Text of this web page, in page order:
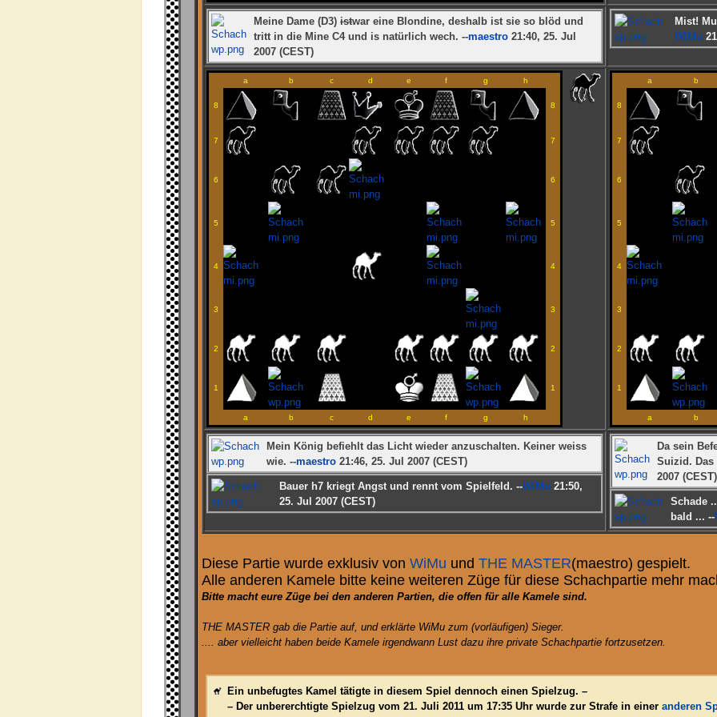
Meine Dame (D3) istwar eine Blondine, deshalb ist sie so blöd und
tritt in die Mine C4 und is natürlich wech. --maestro 21:40, 25. Jul
2007 (CEST)
Mist!
WiMu
a b c d e f g h
8 8
7 7
6 6
5 5
4 4
3 3
2 2
1 1
a b c d e f g h
a b
8
7
6
5
4
3
2
1
a b
Mein König befiehlt das Licht wieder anzuschalten. Keiner weiss
wie. --maestro 21:46, 25. Jul 2007 (CEST)
Bauer h7 kriegt Angst und rennt vom Spielfeld. --WiMu 21:50,
25. Jul 2007 (CEST)
Da sein
Suizid. Das
2007 (CEST)
Schade
bald ... --
Diese Partie wurde exklusiv von WiMu und THE MASTER(maestro) gespielt.
Alle anderen Kamele bitte keine weiteren Züge für diese Schachpartie mehr
Bitte macht eure Züge bei den anderen Partien, die offen für alle Kamele sind.
THE MASTER gab die Partie auf, und erklärte WiMu zum (vorläufigen) Sieger.
.... aber vielleicht haben beide Kamele irgendwann Lust dazu ihre private Schachpartie fortzusetzen.
Ein unbefugtes Kamel tätigte in diesem Spiel dennoch einen Spielzug. –
– Der unbererchtigte Spielzug vom 21. Juli 2011 um 17:35 Uhr wurde zur Strafe in eineranderen